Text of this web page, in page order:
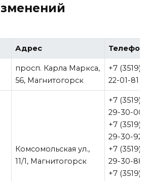
Адрес Телефон
просп. Карла Маркса,
56, Магнитогорск
+7 (3519)
22-01-81
Комсомольская ул.,
11/1, Магнитогорск
+7 (3519)
29-30-00,
+7 (3519)
29-30-92,
+7 (3519)
29-30-88,
+7 (3519)